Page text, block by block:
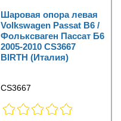
Шаровая опора левая
Volkswagen Passat B6 /
Фольксваген Пассат Б6
2005-2010 CS3667
BIRTH (Италия)
CS3667